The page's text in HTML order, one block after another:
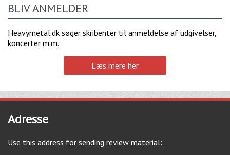
BLIV ANMELDER
Heavymetal.dk søger skribenter til anmeldelse af udgivelser,
koncerter m.m.
Læs mere her
Adresse
Use this address for sending review material: